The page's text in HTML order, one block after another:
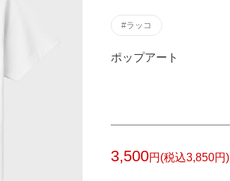
#ラッコ
ポップアート
3,500円(税込3,850円)